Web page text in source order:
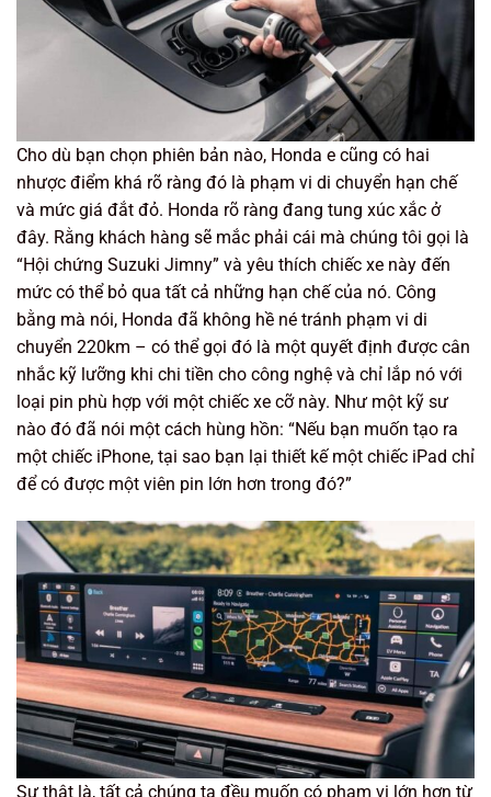
Cho dù bạn chọn phiên bản nào, Honda e cũng có hai
nhược điểm khá rõ ràng đó là phạm vi di chuyển hạn chế
và mức giá đắt đỏ. Honda rõ ràng đang tung xúc xắc ở
đây. Rằng khách hàng sẽ mắc phải cái mà chúng tôi gọi là
“Hội chứng Suzuki Jimny” và yêu thích chiếc xe này đến
mức có thể bỏ qua tất cả những hạn chế của nó. Công
bằng mà nói, Honda đã không hề né tránh phạm vi di
chuyển 220km – có thể gọi đó là một quyết định được cân
nhắc kỹ lưỡng khi chi tiền cho công nghệ và chỉ lắp nó với
loại pin phù hợp với một chiếc xe cỡ này. Như một kỹ sư
nào đó đã nói một cách hùng hồn: “Nếu bạn muốn tạo ra
một chiếc iPhone, tại sao bạn lại thiết kế một chiếc iPad chỉ
để có được một viên pin lớn hơn trong đó?”
Sự thật là, tất cả chúng ta đều muốn có phạm vi lớn hơn từ